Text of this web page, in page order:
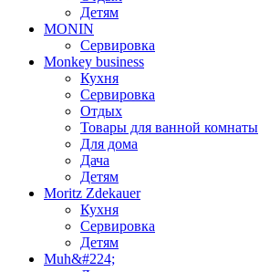
Детям
MONIN
Сервировка
Monkey business
Кухня
Сервировка
Отдых
Товары для ванной комнаты
Для дома
Дача
Детям
Moritz Zdekauer
Кухня
Сервировка
Детям
Muh&#224;